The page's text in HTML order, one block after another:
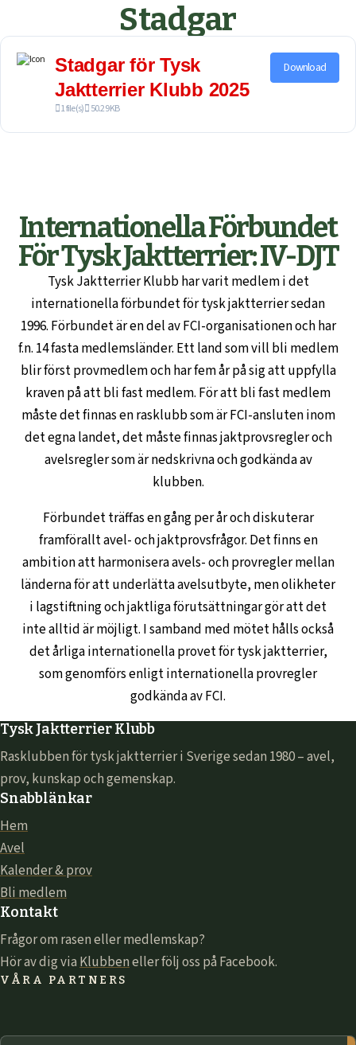
Stadgar
Stadgar för Tysk
Jaktterrier Klubb 2025
1 file(s) 50.29 KB
Download
Internationella Förbundet
För Tysk Jaktterrier: IV-DJT
Tysk Jaktterrier Klubb har varit medlem i det
internationella förbundet för tysk jaktterrier sedan
1996. Förbundet är en del av FCI-organisationen och har
f.n. 14 fasta medlemsländer. Ett land som vill bli medlem
blir först provmedlem och har fem år på sig att uppfylla
kraven på att bli fast medlem. För att bli fast medlem
måste det finnas en rasklubb som är FCI-ansluten inom
det egna landet, det måste finnas jaktprovsregler och
avelsregler som är nedskrivna och godkända av
klubben.
Förbundet träffas en gång per år och diskuterar
framförallt avel- och jaktprovsfrågor. Det finns en
ambition att harmonisera avels- och provregler mellan
länderna för att underlätta avelsutbyte, men olikheter
i lagstiftning och jaktliga förutsättningar gör att det
inte alltid är möjligt. I samband med mötet hålls också
det årliga internationella provet för tysk jaktterrier,
som genomförs enligt internationella provregler
godkända av FCI.
Tysk Jaktterrier Klubb
Rasklubben för tysk jaktterrier i Sverige sedan 1980 – avel,
prov, kunskap och gemenskap.
Snabblänkar
Hem
Avel
Kalender & prov
Bli medlem
Kontakt
Frågor om rasen eller medlemskap?
Hör av dig viaKlubbeneller följ oss på Facebook.
VÅRA PARTNERS